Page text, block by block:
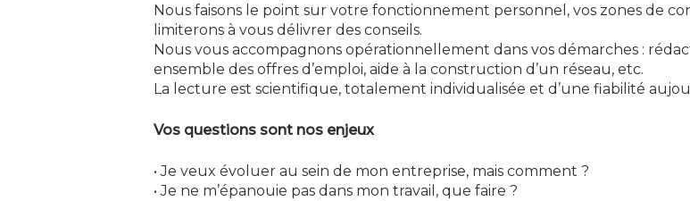
Nous faisons le point sur votre fonctionnement personnel, vos zones de
limiterons à vous délivrer des conseils.
Nous vous accompagnons opérationnellement dans vos démarches :
ensemble des offres d’emploi, aide à la construction d’un réseau, etc.
La lecture est scientifique, totalement individualisée et d’une fiabilité
Vos questions sont nos enjeux
• Je veux évoluer au sein de mon entreprise, mais comment ?
• Je ne m’épanouie pas dans mon travail, que faire ?